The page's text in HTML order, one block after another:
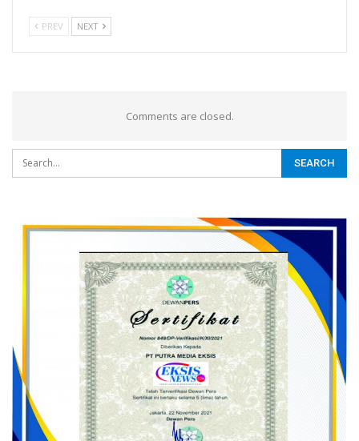
PREV NEXT
Comments are closed.